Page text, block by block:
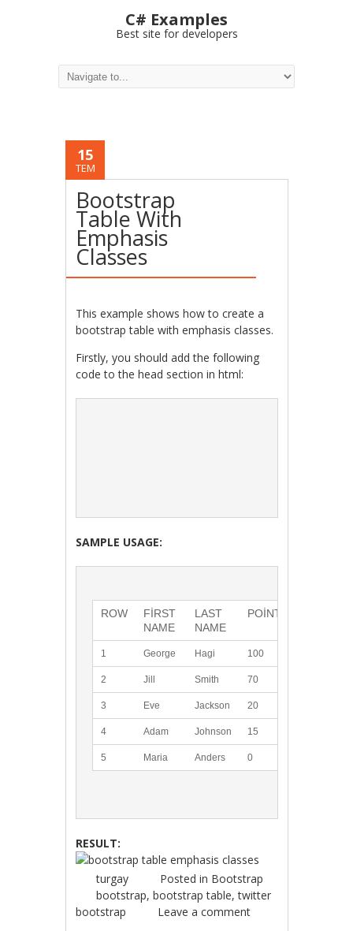
C# Examples
Best site for developers
15
TEM
Bootstrap
Table With
Emphasis
Classes
This example shows how to create a
bootstrap table with emphasis classes.
Firstly, you should add the following
code to the head section in html:
SAMPLE USAGE:
ROW
FIRST
NAME
LAST
NAME
POINTS
1 George Hagi 100
2 Jill Smith 70
3 Eve Jackson 20
4 Adam Johnson 15
5 Maria Anders 0
RESULT:
turgay Posted in Bootstrap
bootstrap,bootstrap table,twitter
bootstrap
Leave a comment